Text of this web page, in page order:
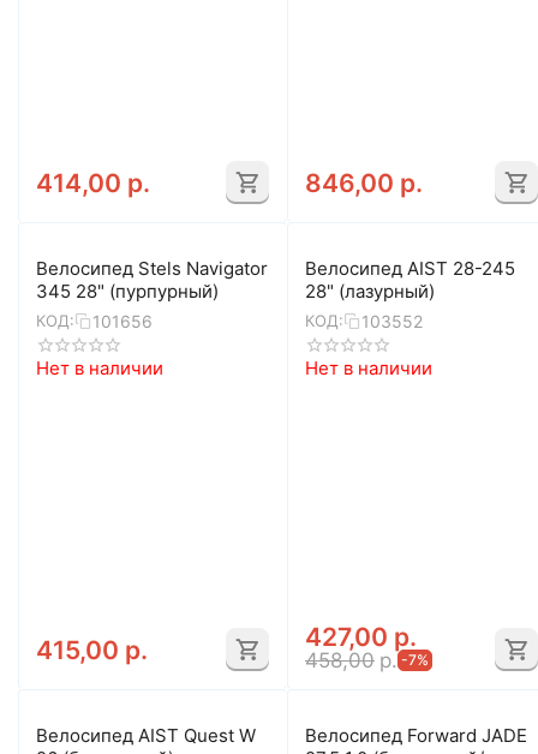
414,00 р. 846,00 р.
Велосипед Stels Navigator
345 28" (пурпурный)
КОД: 101656
Нет в наличии
415,00 р.
Велосипед AIST 28-245
28" (лазурный)
КОД: 103552
Нет в наличии
427,00 р.
458,00 р. -7%
Велосипед AIST Quest W
Велосипед Forward JADE